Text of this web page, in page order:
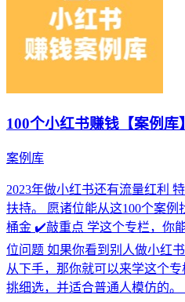
100个小红书赚钱【案例库
案例库
2023年做小红书还有流量红利
扶持。 愿诸位能从这100个案
桶金 ✔️敲重点 学这个专栏，你
位问题 如果你看到别人做小红
从下手，那你就可以来学这个
挑细选，并适合普通人模仿的